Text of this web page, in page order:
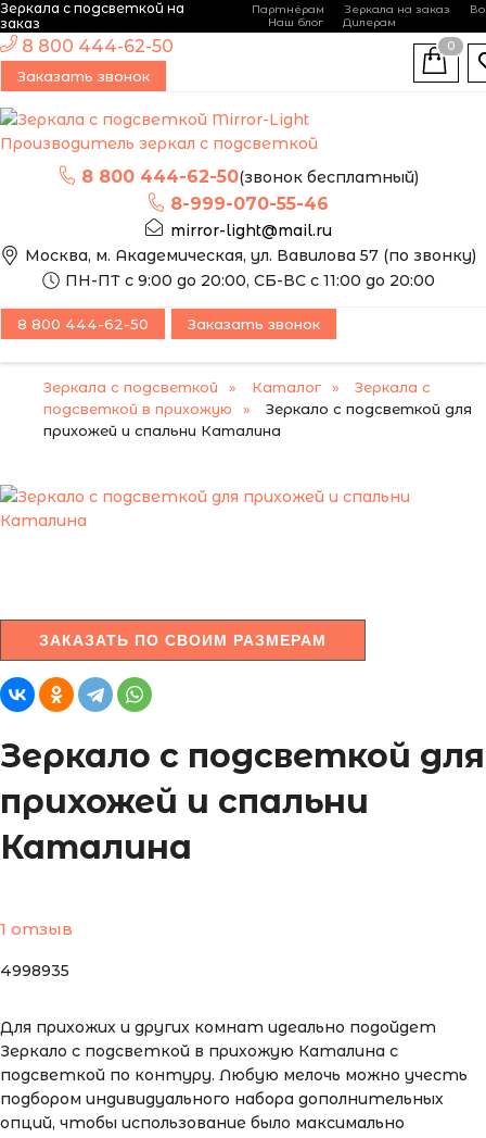
Зеркала с подсветкой на
заказ
Партнёрам Зеркала на заказ
Наш блог
Дилерам
Производитель зеркал с подсветкой
8 800 444-62-50(звонок бесплатный)
8-999-070-55-46
mirror-light@mail.ru
Москва, м. Академическая, ул. Вавилова 57 (по звонку)
ПН-ПТ с 9:00 до 20:00, СБ-ВС с 11:00 до 20:00
8 800 444-62-50
Заказать звонок
0
8 800 444-62-50 Заказать звонок
Зеркала с подсветкой Каталог
Зеркала с
подсветкой в прихожую
Зеркало с подсветкой для
прихожей и спальни Каталина
ЭТО ЗЕРКАЛО МЫ
МОЖЕМ ИЗГОТОВИТЬ
ПО ВАШИМ
ЗАКАЗАТЬ ПО СВОИМ РАЗМЕРАМ
Зеркало с подсветкой для
прихожей и спальни
Каталина
1 отзыв
4998935
Для прихожих и других комнат идеально подойдет
Зеркало с подсветкой в прихожую Каталина с
подсветкой по контуру. Любую мелочь можно учесть
подбором индивидуального набора дополнительных
опций, чтобы использование было максимально
-